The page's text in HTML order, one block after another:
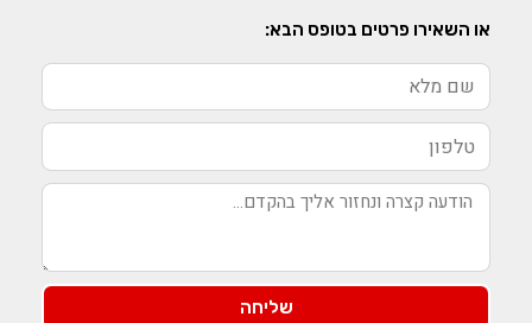
או השאירו פרטים בטופס הבא:
שליחה